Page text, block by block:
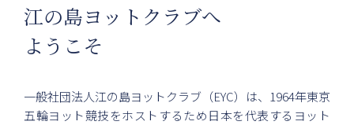
江の島ヨットクラブへ
ようこそ
一般社団法人江の島ヨットクラブ（EYC）は、1964年東京
五輪ヨット競技をホストするため日本を代表するヨット